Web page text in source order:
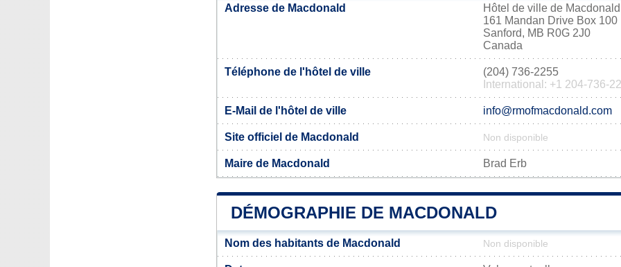
Adresse de Macdonald
Hôtel de ville de Macdonald
161 Mandan Drive Box 100
Sanford, MB R0G 2J0
Canada
Téléphone de l'hôtel de ville
(204) 736-2255
International: +1 204-736-
E-Mail de l'hôtel de ville info@rmofmacdonald.com
Site officiel de Macdonald Non disponible
Maire de Macdonald Brad Erb
DÉMOGRAPHIE DE MACDONALD
Nom des habitants de Macdonald Non disponible